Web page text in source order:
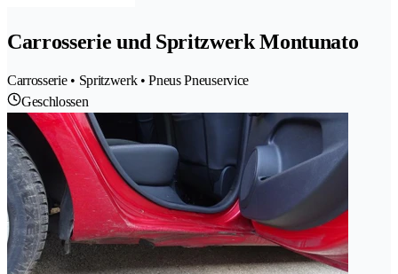
Carrosserie und Spritzwerk Montunato
Carrosserie • Spritzwerk • Pneus Pneuservice
Geschlossen